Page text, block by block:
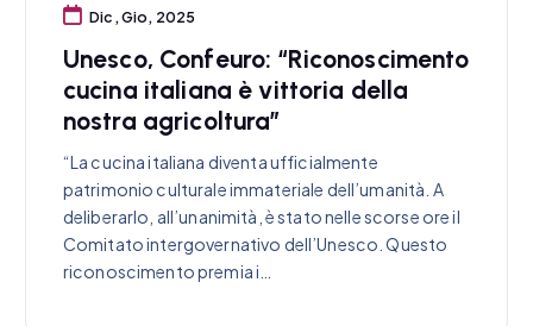
Dic, Gio, 2025
Unesco, Confeuro: “Riconoscimento
cucina italiana è vittoria della
nostra agricoltura”
“La cucina italiana diventa ufficialmente
patrimonio culturale immateriale dell’umanità. A
deliberarlo, all’unanimità, è stato nelle scorse ore il
Comitato intergovernativo dell’Unesco. Questo
riconoscimento premia i…